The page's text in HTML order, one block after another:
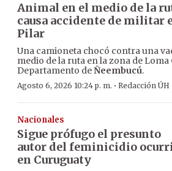
Animal en el medio de la
causa accidente de militar
Pilar
Una camioneta chocó contra una
medio de la ruta en la zona de Loma
Departamento deÑeembucú.
Agosto 6, 2026 10:24 p. m. · Redacción ÚH
Nacionales
Sigue prófugo el presunto
autor del feminicidio
en Curuguaty